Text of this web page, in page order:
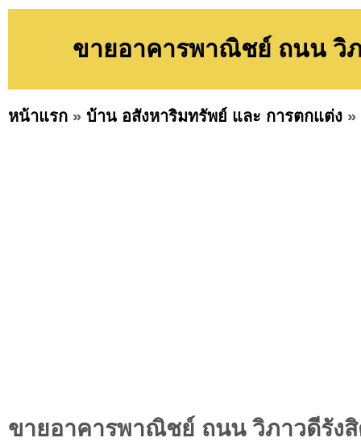
ขายอาคารพาณิชย์ ถนน วิ
หน้าแรก » บ้าน อสังหาริมทรัพย์ และ การตกแต่ง »
ขายอาคารพาณิชย์ ถนน วิภาวดีรัง